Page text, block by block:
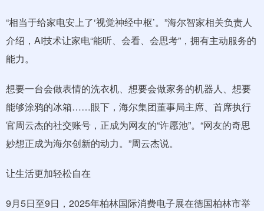
“相当于给家电安上了‘视觉神经中枢’。”海尔智家相关负责人
介绍，AI技术让家电“能听、会看、会思考”，拥有主动服务的
能力。
想要一台会做表情的洗衣机、想要会做家务的机器人、想要
能够涂鸦的冰箱……眼下，海尔集团董事局主席、首席执行
官周云杰的社交账号，正成为网友的“许愿池”。“网友的奇思
妙想正成为海尔创新的动力。”周云杰说。
让生活更加轻松自在
9月5日至9日，2025年柏林国际消费电子展在德国柏林市举